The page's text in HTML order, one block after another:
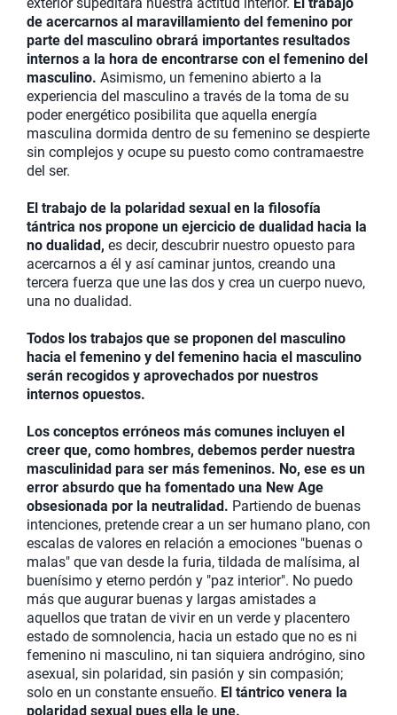
exterior supeditará nuestra actitud interior. El trabajo
de acercarnos al maravillamiento del femenino por
parte del masculino obrará importantes resultados
internos a la hora de encontrarse con el femenino del
masculino. Asimismo, un femenino abierto a la
experiencia del masculino a través de la toma de su
poder energético posibilita que aquella energía
masculina dormida dentro de su femenino se despierte
sin complejos y ocupe su puesto como contramaestre
del ser.
El trabajo de la polaridad sexual en la filosofía
tántrica nos propone un ejercicio de dualidad hacia la
no dualidad, es decir, descubrir nuestro opuesto para
acercarnos a él y así caminar juntos, creando una
tercera fuerza que une las dos y crea un cuerpo nuevo,
una no dualidad.
Todos los trabajos que se proponen del masculino
hacia el femenino y del femenino hacia el masculino
serán recogidos y aprovechados por nuestros
internos opuestos.
Los conceptos erróneos más comunes incluyen el
creer que, como hombres, debemos perder nuestra
masculinidad para ser más femeninos. No, ese es un
error absurdo que ha fomentado una New Age
obsesionada por la neutralidad. Partiendo de buenas
intenciones, pretende crear a un ser humano plano, con
escalas de valores en relación a emociones "buenas o
malas" que van desde la furia, tildada de malísima, al
buenísimo y eterno perdón y "paz interior". No puedo
más que augurar buenas y largas amistades a
aquellos que tratan de vivir en un verde y placentero
estado de somnolencia, hacia un estado que no es ni
femenino ni masculino, ni tan siquiera andrógino, sino
asexual, sin polaridad, sin pasión y sin compasión;
solo en un constante ensueño. El tántrico venera la
polaridad sexual pues ella le une.